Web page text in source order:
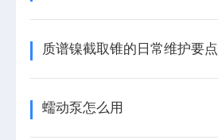
质谱镍截取锥的日常维护要点
蠕动泵怎么用